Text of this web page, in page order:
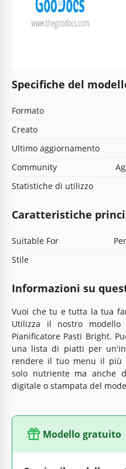
Specifiche del
Formato
Creato
Ultimo aggiornamento
Community
Statistiche di utilizzo
Caratteristiche
Suitable For
Stile
Informazioni su
Vuoi che tu e tutta la tua
Utilizza il nostro
Pianificatore Pasti Bright.
una lista di piatti per
rendere il tuo menu il più
solo nutriente ma anche
digitale o stampata del
Modello gratuito